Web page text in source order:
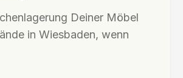
Deiner Möbel
in Wiesbaden, wenn